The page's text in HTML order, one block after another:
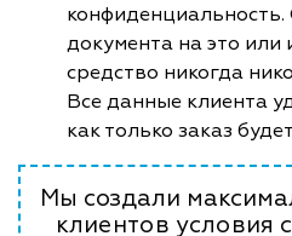
конфиденциальность.
документа на это или
средство никогда
Все данные клиента
как только заказ
Мы создали
клиентов условия